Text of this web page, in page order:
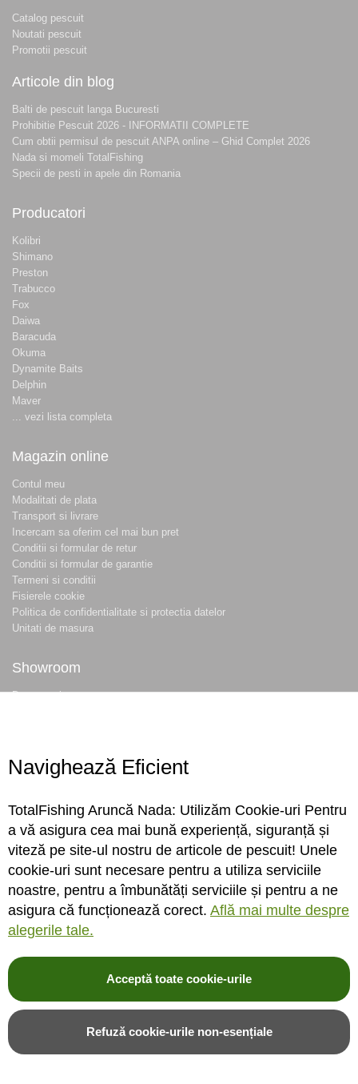
Catalog pescuit
Noutati pescuit
Promotii pescuit
Articole din blog
Balti de pescuit langa Bucuresti
Prohibitie Pescuit 2026 - INFORMATII COMPLETE
Cum obtii permisul de pescuit ANPA online – Ghid Complet 2026
Nada si momeli TotalFishing
Specii de pesti in apele din Romania
Producatori
Kolibri
Shimano
Preston
Trabucco
Fox
Daiwa
Baracuda
Okuma
Dynamite Baits
Delphin
Maver
... vezi lista completa
Magazin online
Contul meu
Modalitati de plata
Transport si livrare
Incercam sa oferim cel mai bun pret
Conditii si formular de retur
Conditii si formular de garantie
Termeni si conditii
Fisierele cookie
Politica de confidentialitate si protectia datelor
Unitati de masura
Showroom
Despre noi
Conecteaza-te
Sa ne cunoastem mai bine. Vino alaturi de noi pe reteaua ta preferata. Te
asteptam cu stiri, surprize, concursuri, premii ...
© 2004-2026 TotalFishing SRL. Toate drepturile rezervate. Citititermeni si
fisiere cookie ,politica de confidentialitate si protectia datelor
* Pozele produselor sunt folosite cu acordul furnizorilor si sunt doar cu titlu de
Navighează Eficient
TotalFishing Aruncă Nada: Utilizăm Cookie-uri Pentru
a vă asigura cea mai bună experiență, siguranță și
viteză pe site-ul nostru de articole de pescuit! Unele
cookie-uri sunt necesare pentru a utiliza serviciile
noastre, pentru a îmbunătăți serviciile și pentru a ne
asigura că funcționează corect. Află mai multe despre
alegerile tale.
Acceptă toate cookie-urile
Refuză cookie-urile non-esențiale